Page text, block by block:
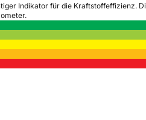
Indikator für die Kraftstoffeffizienz.